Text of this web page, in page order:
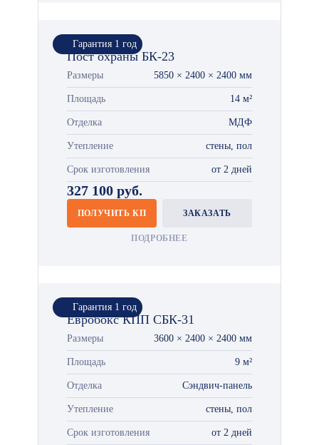
Гарантия 1 год
Пост охраны БК-23
Размеры 5850 × 2400 × 2400 мм
Площадь 14 м²
Отделка МДФ
Утепление стены, пол
Срок изготовления от 2 дней
327 100 руб.
ПОЛУЧИТЬ КП ЗАКАЗАТЬ
ПОДРОБНЕЕ
Гарантия 1 год
Евробокс КПП СБК-31
Размеры 3600 × 2400 × 2400 мм
Площадь 9 м²
Отделка Сэндвич-панель
Утепление стены, пол
Срок изготовления от 2 дней